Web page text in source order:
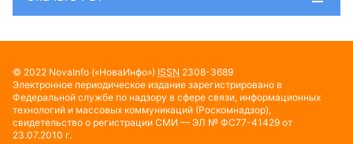
© 2022 NovaInfo («НоваИнфо») ISSN 2308-3689
Электронное периодическое издание зарегистрировано в
Федеральной службе по надзору в сфере связи, информационных
технологий и массовых коммуникаций (Роскомнадзор),
свидетельство о регистрации СМИ — ЭЛ № ФС77-41429 от
23.07.2010 г.